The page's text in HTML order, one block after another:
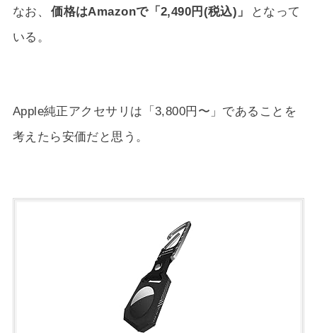
なお、 価格はAmazonで「2,490円(税込)」
となって
いる。
Apple純正アクセサリは「3,800円〜」であることを
考えたら安価だと思う。